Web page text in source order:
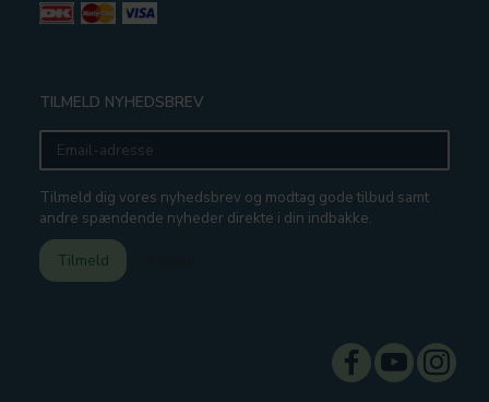
TILMELD NYHEDSBREV
Email-
adresse
Tilmeld dig vores nyhedsbrev og modtag gode tilbud samt
andre spændende nyheder direkte i din indbakke.
Tilmeld